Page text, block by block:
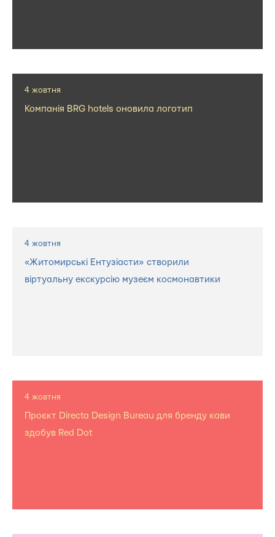
4 жовтня
Компанія BRG hotels оновила логотип
4 жовтня
«Житомирські Ентузіасти» створили
віртуальну екскурсію музеєм космонавтики
4 жовтня
Проєкт Directa Design Bureau для бренду кави
здобув Red Dot